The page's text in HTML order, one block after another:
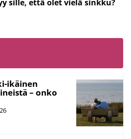
sille, että olet vielä sinkku?
ikäinen
– onko